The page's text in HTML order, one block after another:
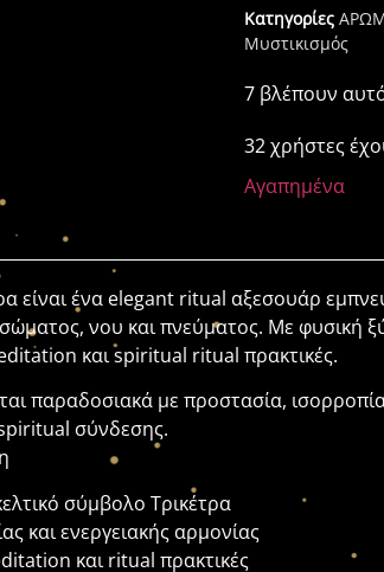
Κατηγορίες
Μυστικισμός
7 βλέπουν
32 χρήστες
Αγαπημένα
είναι ένα elegant ritual αξεσουάρ
νου και πνεύματος. Με φυσική
και spiritual ritual πρακτικές.
παραδοσιακά με προστασία,
σύνδεσης.
σύμβολο Τρικέτρα
και ενεργειακής αρμονίας
και ritual πρακτικές